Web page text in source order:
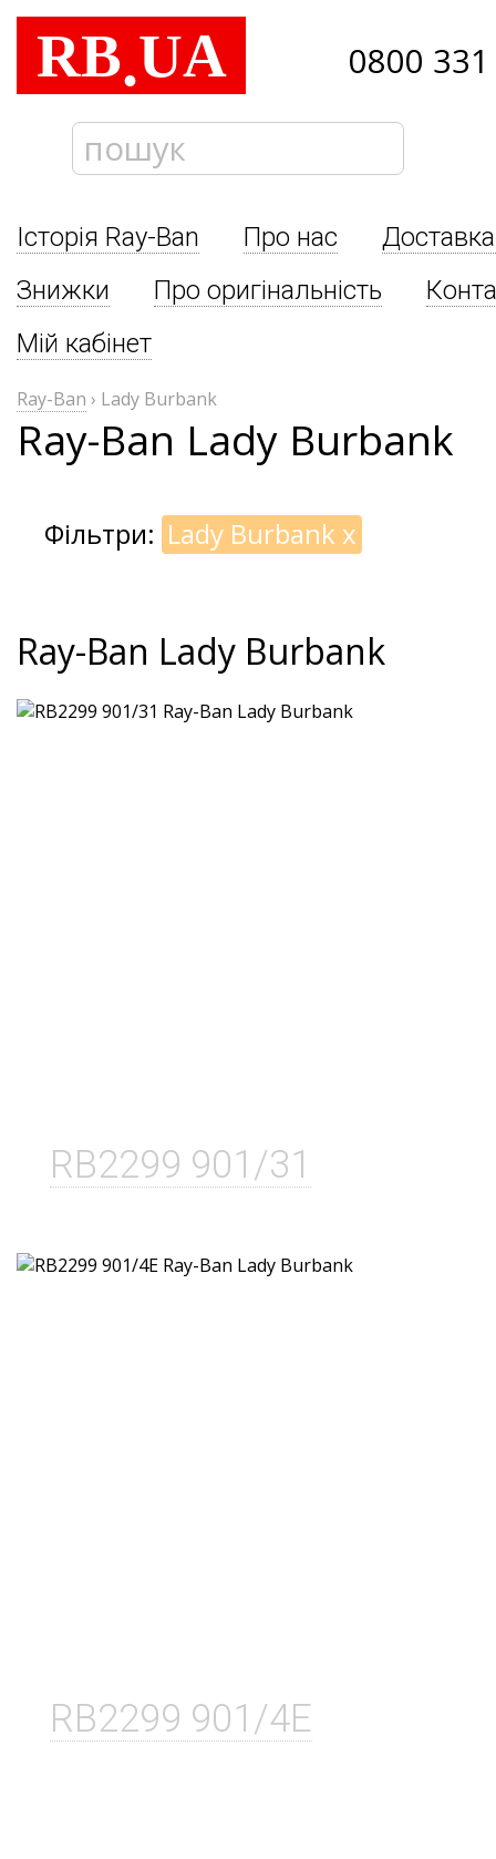
RB.UA 0800
Історія Ray-Ban Про нас
Знижки
Про оригінальність
Мій кабінет
Ray-Ban › Lady Burbank
Ray-Ban Lady Burbank
Фільтри: Lady Burbank x
Ray-Ban Lady Burbank
RB2299 901/31
RB2299 901/4E